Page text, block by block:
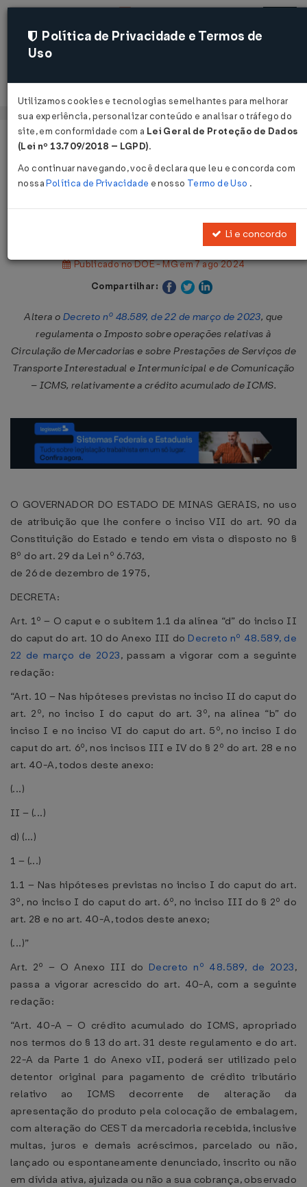
Acessar
Página Inicial
Legislações
Decreto Nº 48875 DE 06/08/2024
Publicado no DOE - MG em 7 ago 2024
Compartilhar:
Altera o Decreto nº 48.589, de 22 de março de 2023, que
regulamenta o Imposto sobre operações relativas à
Circulação de Mercadorias e sobre Prestações de Serviços de
Transporte Interestadual e Intermunicipal e de Comunicação
– ICMS, relativamente a crédito acumulado de ICMS.
O GOVERNADOR DO ESTADO DE MINAS GERAIS, no uso
de atribuição que lhe confere o inciso VII do art. 90 da
Constituição do Estado e tendo em vista o disposto no §
8º do art. 29 da Lei nº 6.763,
de 26 de dezembro de 1975,
DECRETA:
Art. 1º – O caput e o subitem 1.1 da alínea “d” do inciso II
do caput do art. 10 do Anexo III do Decreto nº 48.589, de
22 de março de 2023, passam a vigorar com a seguinte
redação:
“Art. 10 – Nas hipóteses previstas no inciso II do caput do
art. 2º, no inciso I do caput do art. 3º, na alínea “b” do
inciso I e no inciso VI do caput do art. 5º, no inciso I do
caput do art. 6º, nos incisos III e IV do § 2º do art. 28 e no
art. 40-A, todos deste anexo:
(...)
II – (...)
d) (...)
1 – (...)
1.1 – Nas hipóteses previstas no inciso I do caput do art.
3º, no inciso I do caput do art. 6º, no inciso III do § 2º do
art. 28 e no art. 40-A, todos deste anexo;
(...)”
Art. 2º – O Anexo III do Decreto nº 48.589, de 2023,
passa a vigorar acrescido do art. 40-A, com a seguinte
redação:
“Art. 40-A – O crédito acumulado do ICMS, apropriado
nos termos do § 13 do art. 31 deste regulamento e do art.
22-A da Parte 1 do Anexo vII, poderá ser utilizado pelo
detentor original para pagamento de crédito tributário
relativo ao ICMS decorrente de alteração da
apresentação do produto pela colocação de embalagem,
com alteração do CEST da mercadoria recebida, inclusive
multas, juros e demais acréscimos, parcelado ou não,
lançado ou espontaneamente denunciado, inscrito ou não
em dívida ativa, ajuizada ou não a sua cobrança, observado
Política de Privacidade e Termos de
Uso
Utilizamos cookies e tecnologias semelhantes para melhorar
sua experiência, personalizar conteúdo e analisar o tráfego do
site, em conformidade com a Lei Geral de Proteção de Dados
(Lei nº 13.709/2018 – LGPD).
Ao continuar navegando, você declara que leu e concorda com
nossaPolítica de Privacidade e nosso Termo de Uso .
Li e concordo